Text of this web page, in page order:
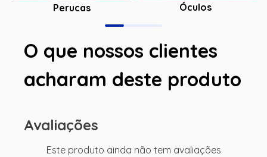
Perucas Óculos
O que nossos clientes
acharam deste produto
Avaliações
Este produto ainda não tem avaliações